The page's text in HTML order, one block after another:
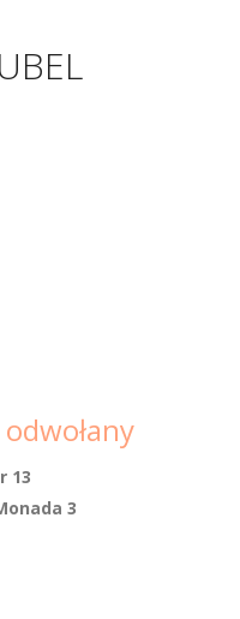
odwołany
13
3